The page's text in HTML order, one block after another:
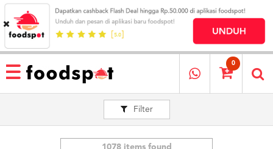
HOME
MENU
RESTAURANT
0
Filter
1078 items found